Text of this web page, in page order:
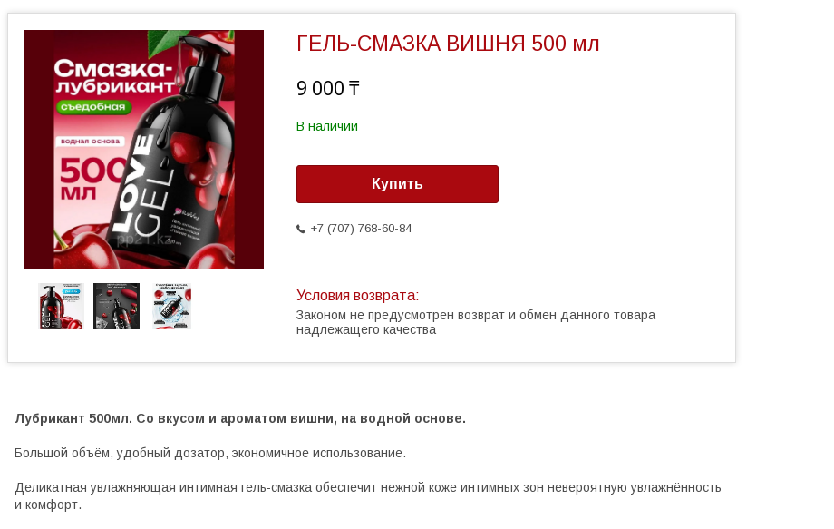
ГЕЛЬ-СМАЗКА ВИШНЯ 500 мл
9 000 ₸
В наличии
Купить
+7 (707) 768-60-84
Законом не предусмотрен возврат и обмен данного товара
надлежащего качества
Лубрикант 500мл. Со вкусом и ароматом вишни, на водной основе.
Большой объём, удобный дозатор, экономичное использование.
Деликатная увлажняющая интимная гель-смазка обеспечит нежной коже интимных зон невероятную увлажнённость
и комфорт.